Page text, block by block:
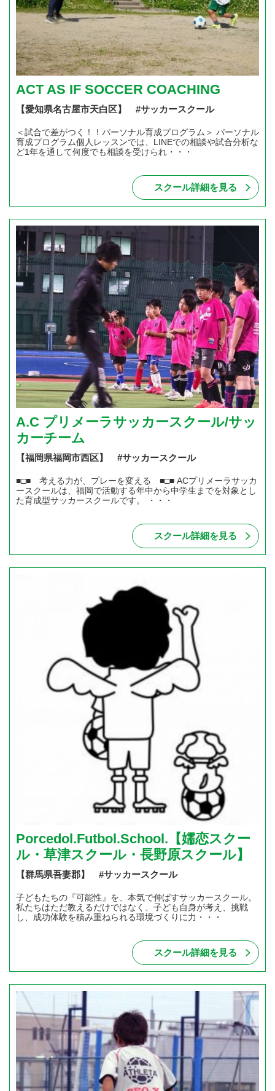
ACT AS IF SOCCER COACHING
【愛知県名古屋市天白区】 #サッカースクール
＜試合で差がつく！！パーソナル育成プログラム＞ パーソナル
育成プログラム個人レッスンでは、LINEでの相談や試合分析な
ど1年を通して何度でも相談を受けられ・・・
スクール詳細を見る
A.C プリメーラサッカースクール/サッ
カーチーム
【福岡県福岡市西区】 #サッカースクール
■□■ 考える力が、プレーを変える ■□■ ACプリメーラサッカ
ースクールは、福岡で活動する年中から中学生までを対象とし
た育成型サッカースクールです。 ・・・
スクール詳細を見る
Porcedol.Futbol.School.【嬬恋スクー
ル・草津スクール・長野原スクール】
【群馬県吾妻郡】 #サッカースクール
子どもたちの『可能性』を、本気で伸ばすサッカースクール。
私たちはただ教えるだけではなく、子ども自身が考え、挑戦
し、成功体験を積み重ねられる環境づくりに力・・・
スクール詳細を見る